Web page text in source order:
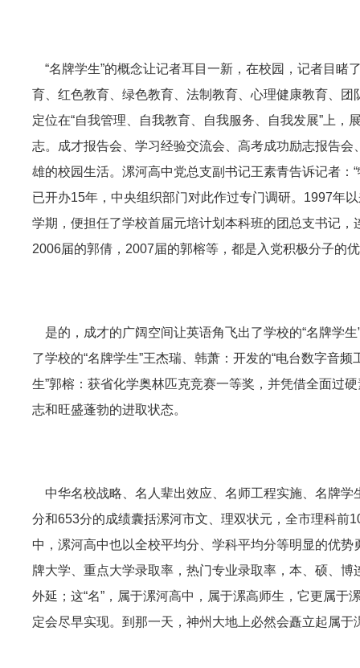
“名牌学生”的概念让记者耳目一新，在校园，记者目睹
育、红色教育、绿色教育、法制教育、心理健康教育、
定位在“自我管理、自我教育、自我服务、自我发展”上
志。成才报告会、学习经验交流会、高考成功励志报告
雄的校园生活。漯河高中党总支副书记王素青告诉记者
已开办15年，中央组织部门对此作过专门调研。1997年
学期，便担任了学校首届元培计划本科班的团总支书记
2006届的郭倩，2007届的郭榕等，都是入党积极分子的
是的，成才的广阔空间让英语角飞出了学校的“名牌学
了学校的“名牌学生”王杰瑞、韩萧：开发的“电台数字音
生”郭榕：获省化学奥林匹克竞赛一等奖，并凭借全面过
志和旺盛蓬勃的进取状态。
中华名校战略、名人辈出效应、名师工程实施、名牌学
分和653分的成绩囊括漯河市文、理双状元，全市理科前
中，漯河高中也以全校平均分、学科平均分等明显的优
牌大学、重点大学录取率，热门专业录取率，本、硕、
外延；这“名”，属于漯河高中，属于漯高师生，它更属
定会尽早实现。到那一天，神州大地上必然会矗立起属于